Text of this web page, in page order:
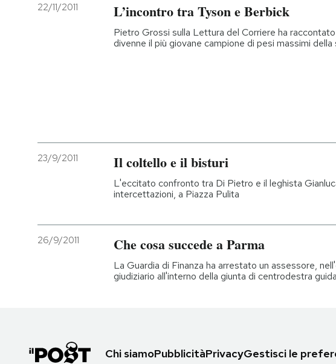
22/11/2011 L’incontro tra Tyson e Berbick
Pietro Grossi sulla Lettura del Corriere ha
divenne il più giovane campione di pesi massimi
23/9/2011 Il coltello e il bisturi
L'eccitato confronto tra Di Pietro e il leghista
intercettazioni, a Piazza Pulita
26/9/2011 Che cosa succede a Parma
La Guardia di Finanza ha arrestato un assessore,
giudiziario all'interno della giunta di centrodestra
Chi siamoPubblicitàPrivacyGestisci le